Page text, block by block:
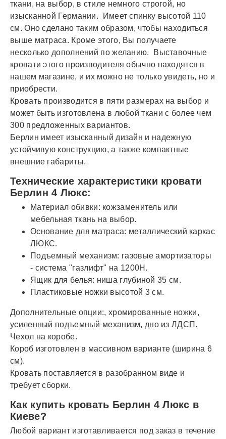
ткани, на выбор, в стиле немного строгой, но
изысканной Германии. Имеет спинку высотой 110
см. Оно сделано таким образом, чтобы находиться
выше матраса. Кроме этого, Вы получаете
несколько дополнений по желанию. Выставочные
кровати этого производителя обычно находятся в
нашем магазине, и их можно не только увидеть, но и
приобрести.
Кровать производится в пяти размерах на выбор и
может быть изготовлена в любой ткани с более чем
300 предложенных вариантов.
Берлин имеет изысканный дизайн и надежную
устойчивую конструкцию, а также компактные
внешние габариты.
Технические характеристики кровати
Берлин 4 Люкс:
Материал обивки: кожзаменитель или
мебельная ткань на выбор.
Основание для матраса: металлический каркас
ЛЮКС.
Подъемный механизм: газовые амортизаторы
- система "газлифт" на 1200Н.
Ящик для белья: ниша глубиной 35 см.
Пластиковые ножки высотой 3 см.
Дополнительные опции:, хромированные ножки,
усиленный подъемный механизм, дно из ЛДСП.
Чехол на коробе.
Короб изготовлен в массивном варианте (ширина 6
см).
Кровать поставляется в разобранном виде и
требует сборки.
Как купить кровать Берлин 4 Люкс в
Киеве?
Любой вариант изготавливается под заказ в течение